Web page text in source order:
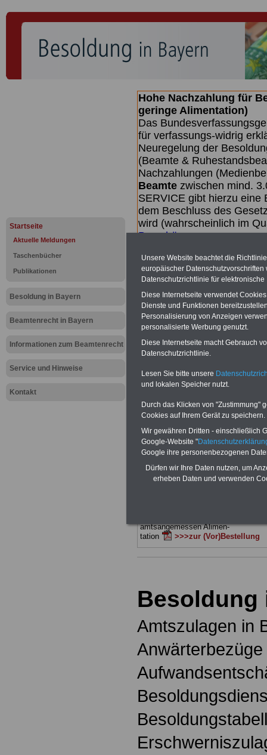
Startseite
Aktuelle Meldungen
Taschenbücher
Publikationen
Besoldung in Bayern
Beamtenrecht in Bayern
Informationen zum Beamtenrecht
Service und Hinweise
Kontakt
Hohe Nachzahlung für
geringe Alimentation)
Das
für verfassungs-widrig
Neuregelung der
(Beamte &
Nachzahlungen
Beamte zwischen mind.
SERVICE gibt hierzu eine
dem Beschluss des
wird (wahrscheinlich im
Broschüre.
Meldung
BEHÖRDEN-ABOmit drei
Beamtinnen und Beamte,
sorgungsrecht (Bund/Länder) sowie
drei Ratgeber sind übersichtlich
und erläutern auch komplizierte
Mitarbeiterinnen und Mitarbeiter
öffentlichen Dienstes im Freistaat
Bayern geeignet).BEHÖRDEN-ABO
ACHTUNG Neue Broschüre zum
amtsangemessen Alimen-
tation
>>>zur (Vor)Bestellung
Besoldung
Amtszulagen in
Unsere Website beachtet die
europäischer
Datenschutzrichtlinie für
Diese Internetseite verwendet
Dienste und Funktionen
Personalisierung von Anzeigen
personalisierte Werbung genutzt.
Diese Internetseite macht Gebrauch
Datenschutzrichtlinie.
Lesen Sie bitte unsere
und lokalen Speicher nutzt.
Durch das Klicken von "Zustimmung"
Cookies auf Ihrem Gerät zu speichern.
Wir gewähren Dritten - einschließlich
Google-Website "
Google ihre personenbezogenen
Dürfen wir Ihre Daten nutzen, um
erheben Daten und verwenden